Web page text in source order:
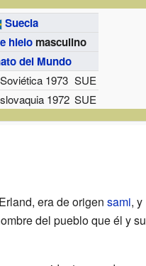
Suecia
hielo masculino
del Mundo
1973 SUE
1972 SUE
era de origen sami, y
del pueblo que él y su